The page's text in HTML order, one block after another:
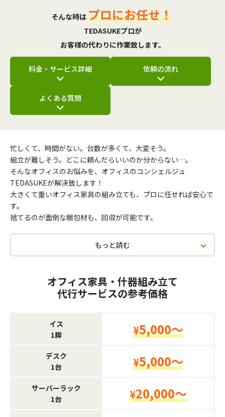
そんな時はプロにお任せ！
TEDASUKEプロが
お客様の代わりに作業致します。
料金・サービス詳細 依頼の流れ
よくある質問
忙しくて、時間がない。台数が多くて、大変そう。
組立が難しそう。どこに頼んだらいいのか分からない…。
そんなオフィスのお悩みを、オフィスのコンシェルジュ
TEDASUKEが解決致します！
大きくて重いオフィス家具の組み立ても、プロに任せれば安心で
す。
捨てるのが面倒な梱包材も、回収が可能です。
もっと読む
オフィス家具・什器組み立て
代行サービスの参考価格
イス
1脚
¥5,000～
デスク
1台
¥5,000～
サーバーラック
1台
¥20,000～